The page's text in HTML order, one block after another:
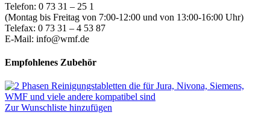
Telefon: 0 73 31 – 25 1
(Montag bis Freitag von 7:00-12:00 und von 13:00-16:00 Uhr)
Telefax: 0 73 31 – 4 53 87
E-Mail: info@wmf.de
Empfohlenes Zubehör
Zur Wunschliste hinzufügen